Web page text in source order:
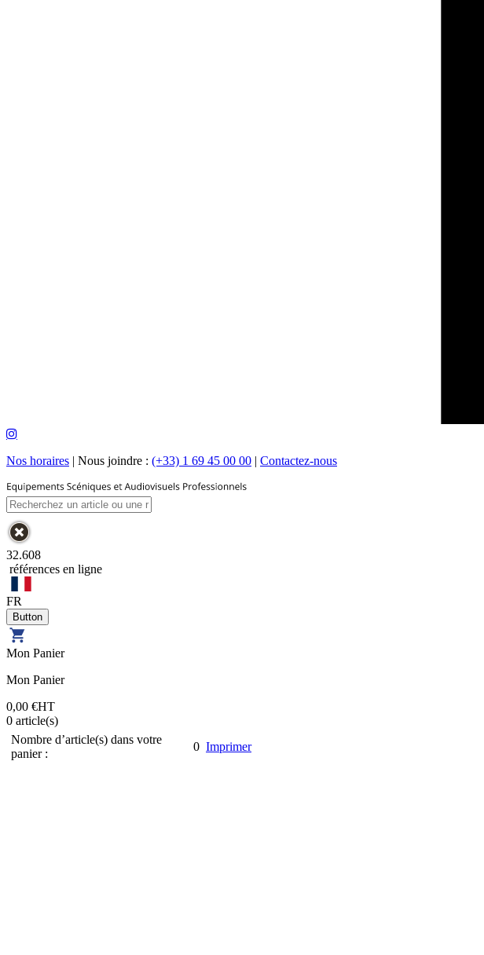
Nos horaires | Nous joindre : (+33) 1 69 45 00 00 | Contactez-nous
32.608
références en ligne
FR
Mon Panier
Mon Panier
0,00 €HT
0 article(s)
Nombre d’article(s) dans votre
panier :
0 Imprimer